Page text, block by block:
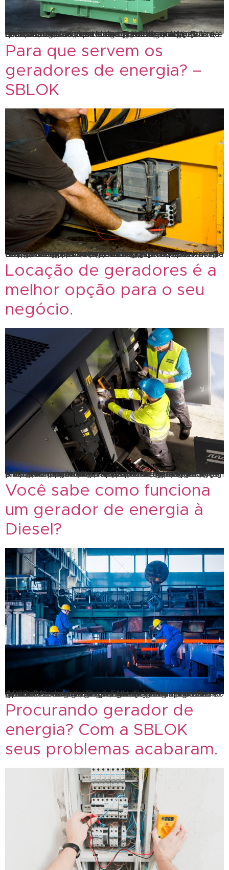
Possuímos geradores de energia de qualidade Com a qualidade SBLOK, além da locação de geradores, você ainda contará com um vasto conhecimento profissional de alta qualidade para todo tipo de demanda. Porém, é necessário estar atento à empresa da qual você contratará os serviços de geração de energia. Não é qualquer empresa que fornece profissionais […]
Para que servem os
geradores de energia? –
SBLOK
O que são e para que servem os geradores de energia? Os geradores de energia são equipamentos de alto desempenho projetados para fornecer energia elétrica de maneira eficiente, segura e confiável, como fonte principal e contínua ou como fonte auxiliar e temporária, em caso de falhas ou interrupções na rede elétrica. Os grupos de geradores […]
Locação de geradores é a
melhor opção para o seu
negócio.
A locação de geradores é uma ótima solução para problemas com energia A locação de geradores pode proporcionar soluções rápidas em situações de emergência ou eventos temporários. Nessa postagem, a SBLOK apresenta o porquê a locação de geradores é a melhor opção. Interrupção de energia: Se você tem problemas persistentes com quedas de energia no […]
Você sabe como funciona
um gerador de energia à
Diesel?
Aprenda como funciona um gerador de energia movido à Diesel Atualmente, o gerador de energia serve como um sistema de emergência, que é ativado quando há queda de energia elétrica. Existem vários tipos de gerador de energia. Sobretudo, os geradores à diesel da SBLOK se destacam pela praticidade, eficácia e qualidade em sua aplicação. Mas […]
Procurando gerador de
energia? Com a SBLOK
seus problemas acabaram.